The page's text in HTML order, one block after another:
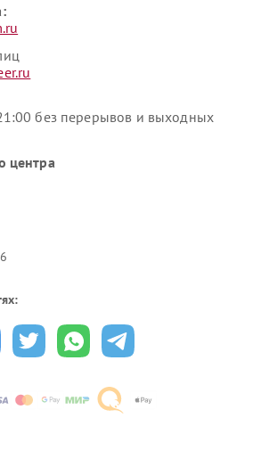
без перерывов и выходных
центра